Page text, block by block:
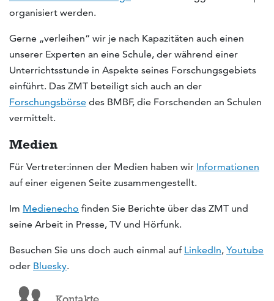
organisiert werden.
Gerne „verleihen“ wir je nach Kapazitäten auch einen
unserer Experten an eine Schule, der während einer
Unterrichtsstunde in Aspekte seines Forschungsgebiets
einführt. Das ZMT beteiligt sich auch an der
Forschungsbörse des BMBF, die Forschenden an Schulen
vermittelt.
Medien
Für Vertreter:innen der Medien haben wir Informationen
auf einer eigenen Seite zusammengestellt.
Im Medienecho finden Sie Berichte über das ZMT und
seine Arbeit in Presse, TV und Hörfunk.
Besuchen Sie uns doch auch einmal auf LinkedIn, Youtube
oder Bluesky.